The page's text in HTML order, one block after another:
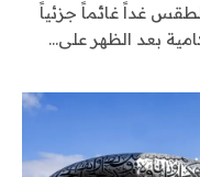
غداً غائماً جزئياً
بعد الظهر على…